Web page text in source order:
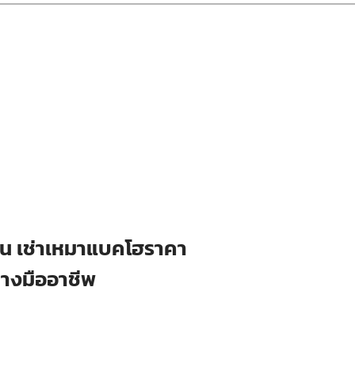
เช่าเหมาแบคโฮราคา
งมืออาชีพ